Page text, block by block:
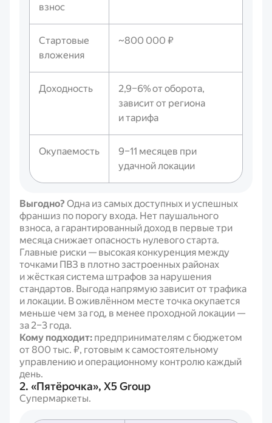
взнос
Стартовые
вложения
~800 000 ₽
Доходность
2,9–6% от оборота,
зависит от региона
и тарифа
Окупаемость
9–11 месяцев при
удачной локации
Выгодно? Одна из самых доступных и успешных
франшиз по порогу входа. Нет паушального
взноса, а гарантированный доход в первые три
месяца снижает опасность нулевого старта.
Главные риски — высокая конкуренция между
точками ПВЗ в плотно застроенных районах
и жёсткая система штрафов за нарушения
стандартов. Выгода напрямую зависит от трафика
и локации. В оживлённом месте точка окупается
меньше чем за год, в менее проходной локации —
за 2–3 года.
Кому подходит: предпринимателям с бюджетом
от 800 тыс. ₽, готовым к самостоятельному
управлению и операционному контролю каждый
день.
2. «Пятёрочка», X5 Group
Супермаркеты.